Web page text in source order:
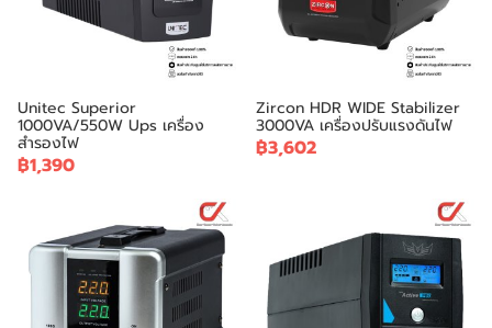
Unitec Superior
1000VA/550W Ups เครื่อง
สำรองไฟ
฿1,390
Zircon HDR WIDE Stabilizer
3000VA เครื่องปรับแรงดันไฟ
฿3,602